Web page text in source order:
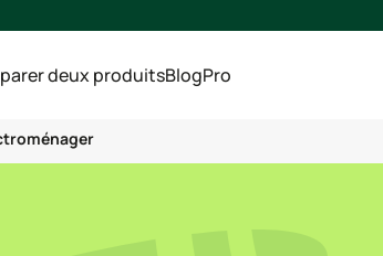
deux produitsBlogPro